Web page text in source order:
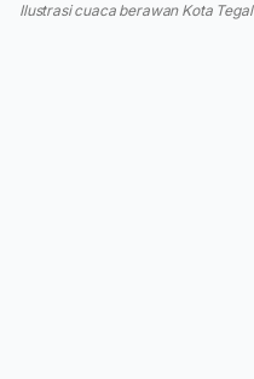
Ilustrasi cuaca berawan Kota Tegal